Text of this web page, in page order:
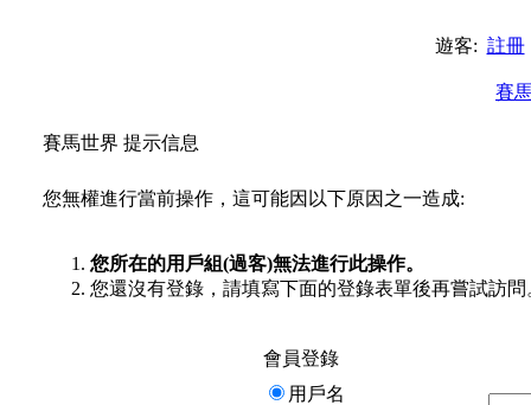
遊客: 註冊
賽
賽馬世界 提示信息
您無權進行當前操作，這可能因以下原因之一造成:
您所在的用戶組(過客)無法進行此操作。
您還沒有登錄，請填寫下面的登錄表單後再嘗試訪問
會員登錄
用戶名